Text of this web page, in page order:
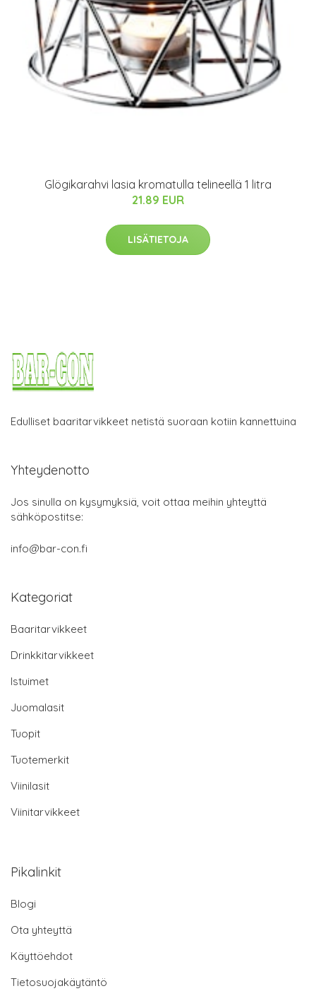
Glögikarahvi lasia kromatulla telineellä 1 litra
21.89 EUR
LISÄTIETOJA
Edulliset baaritarvikkeet netistä suoraan kotiin kannettuina
Yhteydenotto
Jos sinulla on kysymyksiä, voit ottaa meihin yhteyttä
sähköpostitse:
info@bar-con.fi
Kategoriat
Baaritarvikkeet
Drinkkitarvikkeet
Istuimet
Juomalasit
Tuopit
Tuotemerkit
Viinilasit
Viinitarvikkeet
Pikalinkit
Blogi
Ota yhteyttä
Käyttöehdot
Tietosuojakäytäntö